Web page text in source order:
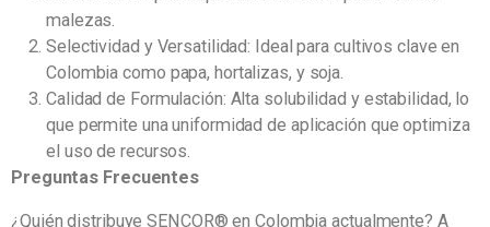
malezas.
Selectividad y Versatilidad: Ideal para cultivos clave en
Colombia como papa, hortalizas, y soja.
Calidad de Formulación: Alta solubilidad y estabilidad, lo
que permite una uniformidad de aplicación que optimiza
el uso de recursos.
Preguntas Frecuentes
¿Quién distribuye SENCOR® en Colombia actualmente? A